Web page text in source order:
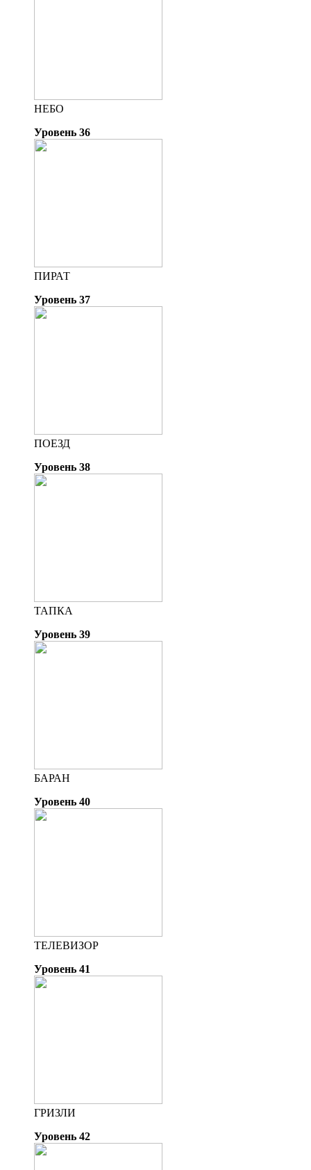
НЕБО
Уровень 36
ПИРАТ
Уровень 37
ПОЕЗД
Уровень 38
ТАПКА
Уровень 39
БАРАН
Уровень 40
ТЕЛЕВИЗОР
Уровень 41
ГРИЗЛИ
Уровень 42